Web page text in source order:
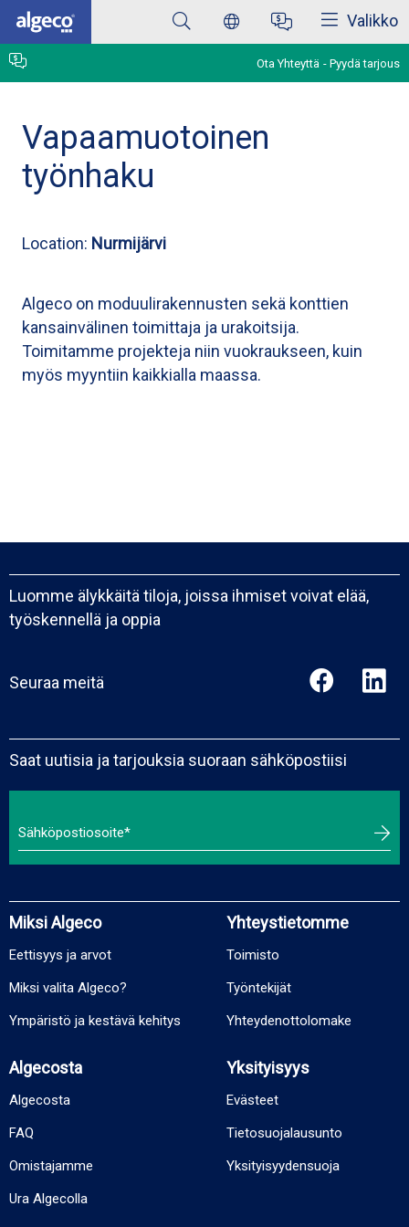
Skip
main
content
Valikko
Ota Yhteyttä Pyydä tarjous
Vapaamuotoinen
työnhaku
Location: Nurmijärvi
Algeco on moduulirakennusten sekä konttien
kansainvälinen toimittaja ja urakoitsija.
Toimitamme projekteja niin vuokraukseen, kuin
myös myyntiin kaikkialla maassa.
Luomme älykkäitä tiloja, joissa ihmiset voivat elää,
työskennellä ja oppia
Seuraa meitä
Saat uutisia ja tarjouksia suoraan sähköpostiisi
Miksi Algeco
Eettisyys ja arvot
Miksi valita Algeco?
Ympäristö ja kestävä kehitys
Yhteystietomme
Toimisto
Työntekijät
Yhteydenottolomake
Algecosta
Algecosta
FAQ
Omistajamme
Ura Algecolla
Yksityisyys
Evästeet
Tietosuojalausunto
Yksityisyydensuoja